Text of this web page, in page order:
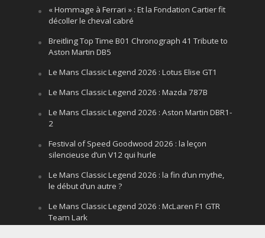
« Hommage à Ferrari » : Et la Fondation Cartier fit
décoller le cheval cabré
Breitling Top Time B01 Chronograph 41 Tribute to
Aston Martin DB5
Le Mans Classic Legend 2026 : Lotus Elise GT1
Le Mans Classic Legend 2026 : Mazda 787B
Le Mans Classic Legend 2026 : Aston Martin DBR1-
2
Festival of Speed Goodwood 2026 : la leçon
silencieuse d’un V12 qui hurle
Le Mans Classic Legend 2026 : la fin d’un mythe,
le début d’un autre ?
Le Mans Classic Legend 2026 : McLaren F1 GTR
Team Lark